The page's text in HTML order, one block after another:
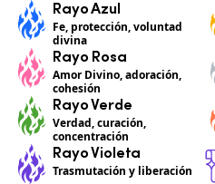
Rayo Azul
Fe, protección, voluntad
divina
Rayo Rosa
Amor Divino, adoración,
cohesión
Rayo Verde
Verdad, curación,
concentración
Rayo Violeta
Trasmutación y liberación